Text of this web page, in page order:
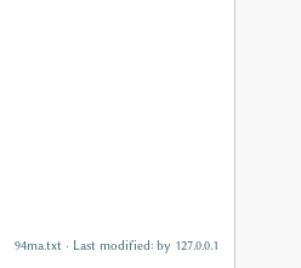
94ma.txt· Last modified: by 127.0.0.1